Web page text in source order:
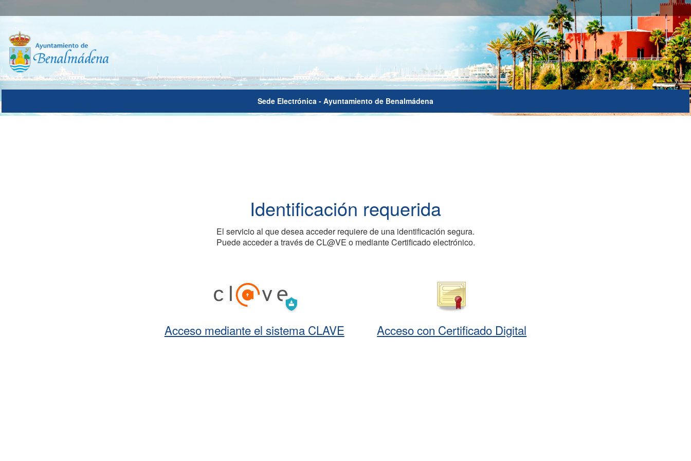
Sede Electrónica - Ayuntamiento de Benalmádena
Autenticación del Usuario
Identificación requerida
El servicio al que desea acceder requiere de una identificación segura.
Puede acceder a través de CL@VE o mediante Certificado electrónico.
Acceso mediante el sistema CLAVE Acceso con Certificado Digital